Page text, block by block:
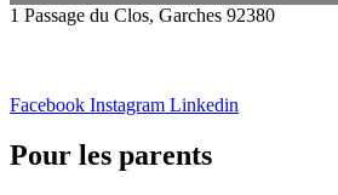
1 Passage du Clos, Garches 92380
Facebook Instagram Linkedin
Pour les parents